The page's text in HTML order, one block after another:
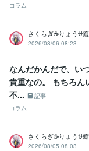
コラム
さくらぎ☕りょう⛎
2026/08/06 08:23
なんだかんだで、い
貴重なの。 もちろん
不...
記事
コラム
さくらぎ☕りょう⛎
2026/08/05 08:03